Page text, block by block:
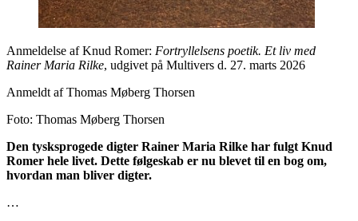
Anmeldelse af Knud Romer: Fortryllelsens poetik. Et liv med
Rainer Maria Rilke, udgivet på Multivers d. 27. marts 2026
Anmeldt af Thomas Møberg Thorsen
Foto: Thomas Møberg Thorsen
Den tysksprogede digter Rainer Maria Rilke har fulgt Knud
Romer hele livet. Dette følgeskab er nu blevet til en bog om,
hvordan man bliver digter.
…